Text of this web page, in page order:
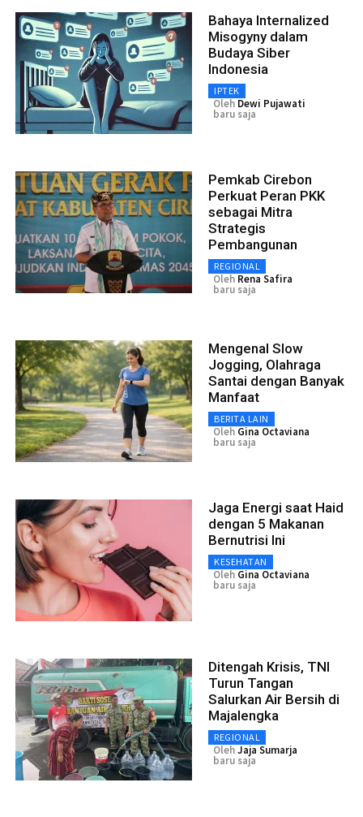
Bahaya Internalized
Misogyny dalam
Budaya Siber
Indonesia
IPTEK
Oleh Dewi Pujawati
baru saja
Pemkab Cirebon
Perkuat Peran PKK
sebagai Mitra
Strategis
Pembangunan
REGIONAL
Oleh Rena Safira
baru saja
Mengenal Slow
Jogging, Olahraga
Santai dengan Banyak
Manfaat
BERITA LAIN
Oleh Gina Octaviana
baru saja
Jaga Energi saat Haid
dengan 5 Makanan
Bernutrisi Ini
KESEHATAN
Oleh Gina Octaviana
baru saja
Ditengah Krisis, TNI
Turun Tangan
Salurkan Air Bersih di
Majalengka
REGIONAL
OlehJaja Sumarja
baru saja